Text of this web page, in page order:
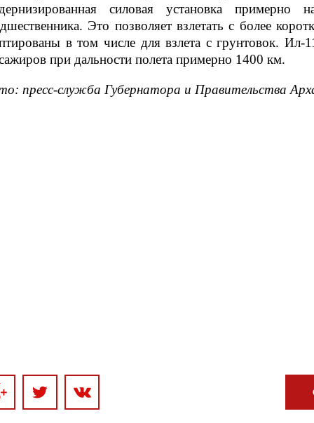
силовая установка
Это позволяет взлетать с более
в том числе для взлета с грунтовок. Ил-
при дальности полета примерно 1400 км.
пресс-служба Губернатора и Правительства